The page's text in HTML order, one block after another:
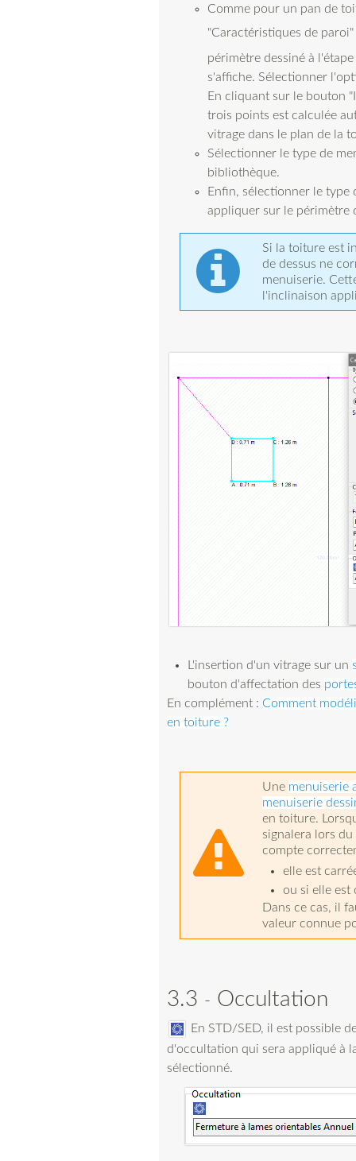
Comme pour un pan de
"Caractéristiques de
périmètre dessiné à
s'affiche. Sélectionner
En cliquant sur le bouton
trois points est calculée
vitrage dans le plan de la
Sélectionner le type de
bibliothèque.
Enfin, sélectionner le type
appliquer sur le périmètre
Si la toiture est
de dessus ne
menuiserie.
l'inclinaison
L'insertion d'un vitrage sur un
bouton d'affectation des
En complément : Comment
en toiture ?
Une menuiserie
menuiserie
en toiture.
signalera lors
compte
elle est
ou si elle est
Dans ce cas, il
valeur connue
3.3 Occultation
En STD/SED, il est possible
d'occultation qui sera appliqué à
sélectionné.